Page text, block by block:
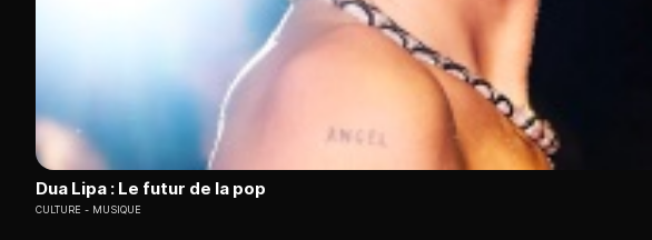
Dua Lipa : Le futur de la pop
CULTURE MUSIQUE